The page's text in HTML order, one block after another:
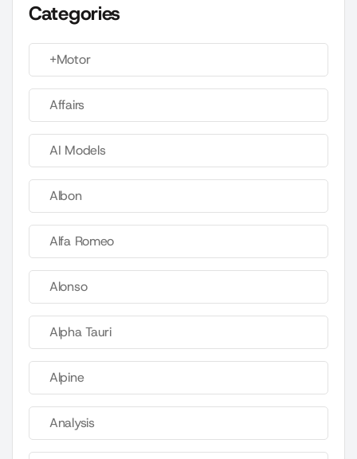
Categories
+Motor
Affairs
AI Models
Albon
Alfa Romeo
Alonso
Alpha Tauri
Alpine
Analysis